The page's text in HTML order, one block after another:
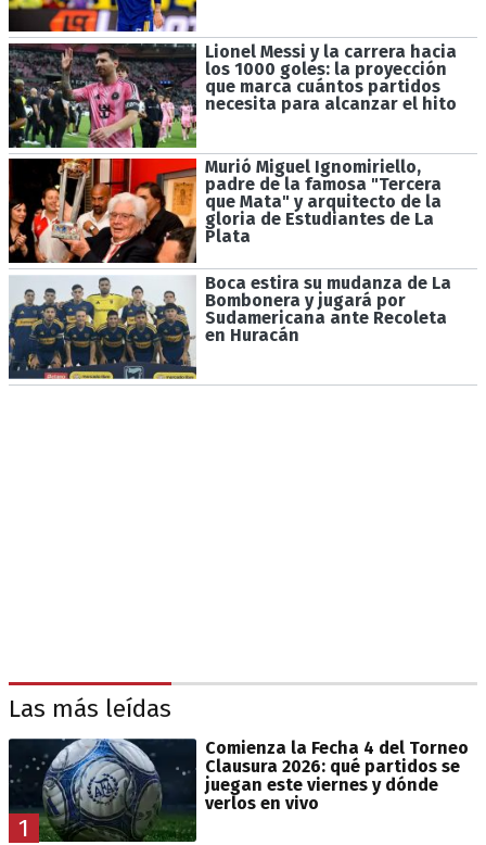
Lionel Messi y la carrera hacia
los 1000 goles: la proyección
que marca cuántos partidos
necesita para alcanzar el hito
Murió Miguel Ignomiriello,
padre de la famosa "Tercera
que Mata" y arquitecto de la
gloria de Estudiantes de La
Plata
Boca estira su mudanza de La
Bombonera y jugará por
Sudamericana ante Recoleta
en Huracán
Las más leídas
1
Comienza la Fecha 4 del Torneo
Clausura 2026: qué partidos se
juegan este viernes y dónde
verlos en vivo